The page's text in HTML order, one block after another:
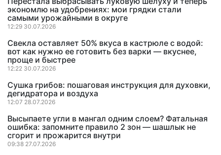
экономлю на удобрениях: мои грядки стали
самыми урожайными в округе
12:29 30.07.2026
Свекла оставляет 50% вкуса в кастрюле с водой:
вот как нужно ее готовить без варки — вкуснее,
проще и быстрее
12:22 30.07.2026
Сушка грибов: пошаговая инструкция для духовки,
дегидратора и воздуха
12:07 28.07.2026
Высыпаете угли в мангал одним слоем? Фатальная
ошибка: запомните правило 2 зон — шашлык не
сгорит и прожарится внутри
09:38 27.07.2026